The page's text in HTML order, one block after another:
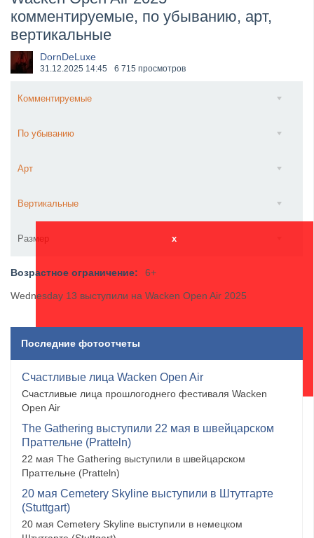
Wacken Open Air 2026 объявили последние одиннад...
комментируемые, по убыванию, арт,
вертикальные
DornDeLuxe
31.12.2025 14:45 6 715 просмотров
Комментируемые
По убыванию
Арт
Вертикальные
Размер x
Возрастное ограничение: 6+
Wednesday 13 выступили на Wacken Open Air 2025
Последние фотоотчеты
Счастливые лица Wacken Open Air
Счастливые лица прошлогоднего фестиваля Wacken
Open Air
The Gathering выступили 22 мая в швейцарском
Праттельне (Pratteln)
22 мая The Gathering выступили в швейцарском
Праттельне (Pratteln)
20 мая Cemetery Skyline выступили в Штутгарте
(Stuttgart)
20 мая Cemetery Skyline выступили в немецком